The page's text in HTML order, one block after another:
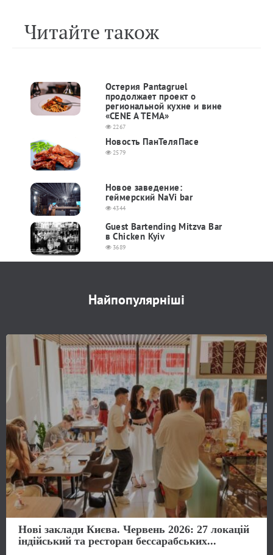
Читайте також
Остерия Pantagruel
продолжает проект о
региональной кухне и вине
«CENE A TEMA»
2267
Новость ПанТеляПасе
2579
Новое заведение:
геймерский NaVi bar
4344
Guest Bartending Mitzva Bar
в Chicken Kyiv
3689
Найпопулярніші
Нові заклади Києва. Червень 2026: 27 локацій
індійський та ресторан бессарабських...